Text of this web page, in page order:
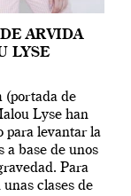
ARVIDA
LYSE
(portada de
Lyse han
para levantar la
a base de unos
Para
clases de